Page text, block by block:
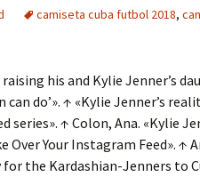
camiseta cuba futbol 2018,
his and Kylie Jenner’s
do’». ↑ «Kylie Jenner’s
↑ Colon, Ana. «Kylie
Over Your Instagram Feed». ↑
for the Kardashian-Jenners to